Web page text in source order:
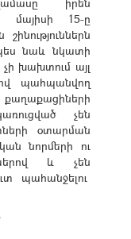
մայիսի 15-ը
նաև նկատի
խախտում այլ
պահպանվող
չեն
օտարման
նորմերի ու
և չեն
պահանջելու